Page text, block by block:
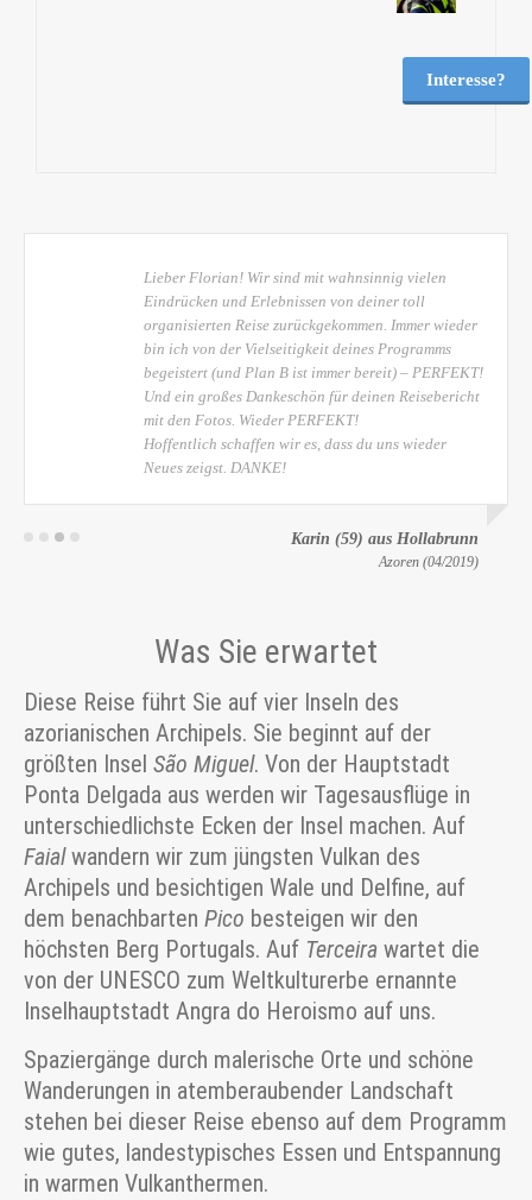
Interesse?
Lieber Florian! Wir sind mit wahnsinnig vielen
Eindrücken und Erlebnissen von deiner toll
organisierten Reise zurückgekommen. Immer wieder
bin ich von der Vielseitigkeit deines Programms
begeistert (und Plan B ist immer bereit) – PERFEKT!
Und ein großes Dankeschön für deinen Reisebericht
mit den Fotos. Wieder PERFEKT!
Hoffentlich schaffen wir es, dass du uns wieder
Neues zeigst. DANKE!
Karin (59) aus Hollabrunn
Azoren (04/2019)
Was Sie erwartet
Diese Reise führt Sie auf vier Inseln des
azorianischen Archipels. Sie beginnt auf der
größten Insel São Miguel. Von der Hauptstadt
Ponta Delgada aus werden wir Tagesausflüge in
unterschiedlichste Ecken der Insel machen. Auf
Faialwandern wir zum jüngsten Vulkan des
Archipels und besichtigen Wale und Delfine, auf
dem benachbarten Pico besteigen wir den
höchsten Berg Portugals. Auf Terceira wartet die
von der UNESCO zum Weltkulturerbe ernannte
Inselhauptstadt Angra do Heroismo auf uns.
Spaziergänge durch malerische Orte und schöne
Wanderungen in atemberaubender Landschaft
stehen bei dieser Reise ebenso auf dem Programm
wie gutes, landestypisches Essen und Entspannung
in warmen Vulkanthermen.